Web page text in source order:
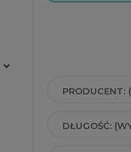
PRODUCENT:
DŁUGOŚĆ: